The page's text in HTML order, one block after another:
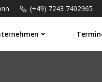
(+49) 7243 7402965